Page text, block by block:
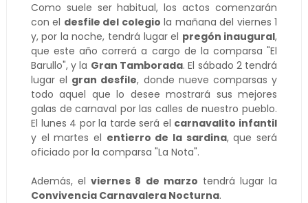
Como suele ser habitual, los actos comenzarán
con el desfile del colegio la mañana del viernes 1
y, por la noche, tendrá lugar el pregón inaugural,
que este año correrá a cargo de la comparsa "El
Barullo", y la Gran Tamborada. El sábado 2 tendrá
lugar el gran desfile, donde nueve comparsas y
todo aquel que lo desee mostrará sus mejores
galas de carnaval por las calles de nuestro pueblo.
El lunes 4 por la tarde será el carnavalito infantil
y el martes el entierro de la sardina, que será
oficiado por la comparsa "La Nota".
Además, elviernes 8 de marzo tendrá lugar la
Convivencia Carnavalera Nocturna.